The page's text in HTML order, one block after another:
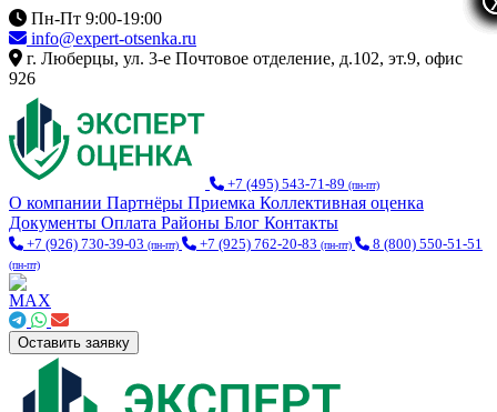
Пн-Пт 9:00-19:00
info@expert-otsenka.ru
г. Люберцы, ул. 3-е Почтовое отделение, д.102, эт.9, офис
926
+7 (495) 543-71-89 (пн-пт)
О компании Партнёры Приемка Коллективная оценка
Документы Оплата Районы Блог Контакты
+7 (926) 730-39-03 (пн-пт) +7 (925) 762-20-83 (пн-пт) 8 (800) 550-51-51
(пн-пт)
Оставить заявку